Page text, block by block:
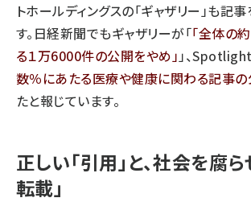
トホールディングスの「ギャザリー」も記事
す。日経新聞でもギャザリーが「 全体の
る１万6000件の公開をやめ 」、
数％にあたる医療や健康に関わる記事
たと報じています。
正しい「引用」と、社会を腐
転載」